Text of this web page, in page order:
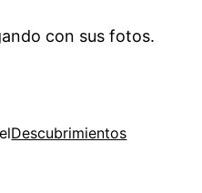
con sus fotos.
Descubrimientos